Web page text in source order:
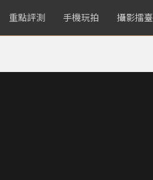
重點評測 手機玩拍 攝影擂臺